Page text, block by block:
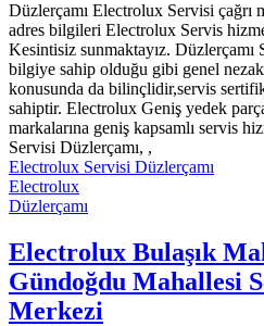
Düzlerçamı Electrolux Servisi çağrı
adres bilgileri Electrolux Servis
Kesintisiz sunmaktayız.
bilgiye sahip olduğu gibi genel
konusunda da bilinçlidir,servis
sahiptir. Electrolux Geniş yedek
markalarına geniş kapsamlı servis
Servisi Düzlerçamı, ,
Electrolux Servisi Düzlerçamı
Electrolux
Düzlerçamı
Electrolux Bulaşık
Gündoğdu Mahallesi
Merkezi